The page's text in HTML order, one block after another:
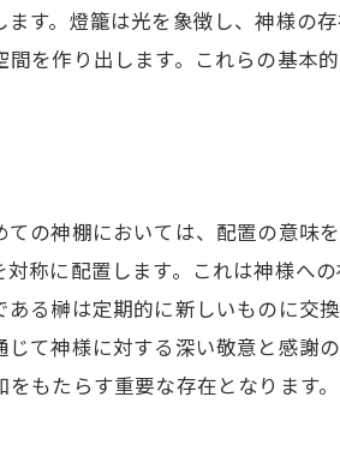
す。燈籠は光を象徴し、神様の
を作り出します。これらの基本
の神棚においては、配置の意味
称に配置します。これは神様へ
る榊は定期的に新しいものに交
て神様に対する深い敬意と感謝
もたらす重要な存在となります。